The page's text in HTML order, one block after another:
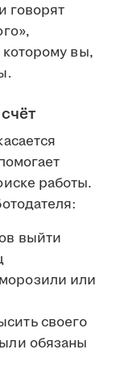
говорят
вы,
работы.
выйти
или
своего
обязаны